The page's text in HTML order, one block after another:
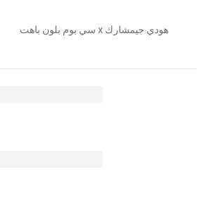
هودي جيمشارك x سي بوم بلون باهت